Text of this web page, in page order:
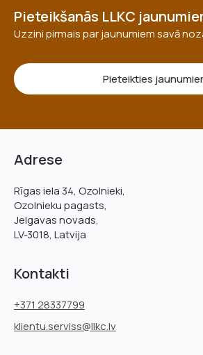
Pieteikšanās LLKC
Uzzini pirmais par jaunumiem savā
Pieteikties
Adrese
Rīgas iela 34, Ozolnieki,
Ozolnieku pagasts,
Jelgavas novads,
LV-3018, Latvija
Kontakti
+371 28337799
klientu.serviss@llkc.lv